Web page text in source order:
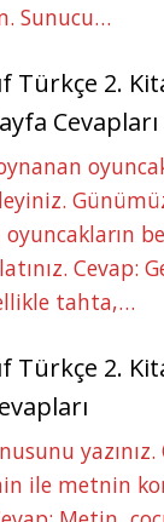
Sunucu…
Türkçe 2.
Cevapları
Cevap:
tahta,…
Türkçe 2.
ile metnin